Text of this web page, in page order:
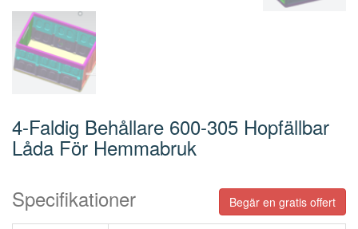
4-Faldig Behållare 600-305 Hopfällbar
Låda För Hemmabruk
Specifikationer
Begär en gratis offert